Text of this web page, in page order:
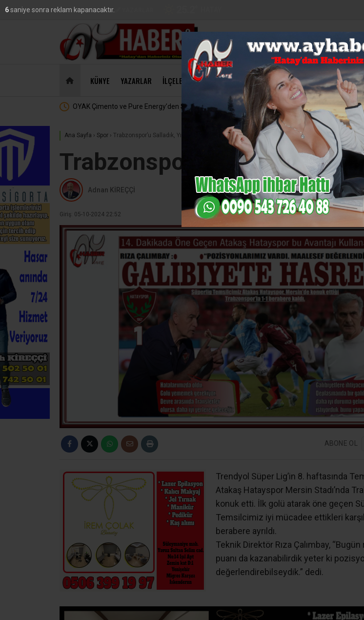
VİDEOGALERİ
47,18
%0,04
53,92 %-0,116,085 %-0,12
BİST
14,133 %1,09
KÜNYE YAZARLAR İLÇELER EKONOMI GÜNCEL
KÜLTÜR-
SANAT
MAGAZIN
MasterChef’te Hatay Rüzgarı : İskenderun’un Gurur
DOLAR:
Ana Sayfa › Spor › Trabzonspor’u Salladık, Yıkamadık !..
Trabzonspor’u Salladık,
Adnan KİREÇÇİ
Giriş: 05-10-2024 22:52
ABONE OL
Trendyol Süper Lig’in 8. haftasında
Atakaş Hatayspor Mersin Stadı’nda
konuk etti. İlk golü atarak öne geçen
Temsilcimiz iyi mücadee ettikleri
berabere ayrıldı.
Teknik Direktör Rıza Çalımbay,
puanı da kazanabilirdik yeter ki
değerlendirebilseydik.” dedi.
4saniye sonra reklam kapanacaktır.